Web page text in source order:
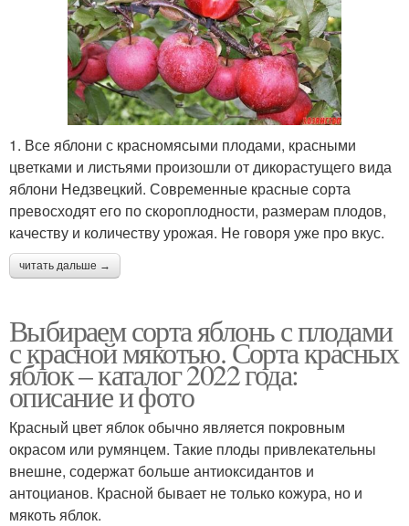
1. Все яблони с красномясыми плодами, красными
цветками и листьями произошли от дикорастущего вида
яблони Недзвецкий. Современные красные сорта
превосходят его по скороплодности, размерам плодов,
качеству и количеству урожая. Не говоря уже про вкус.
читать дальше →
Выбираем сорта яблонь с плодами
с красной мякотью. Сорта красных
яблок – каталог 2022 года:
описание и фото
Красный цвет яблок обычно является покровным
окрасом или румянцем. Такие плоды привлекательны
внешне, содержат больше антиоксидантов и
антоцианов. Красной бывает не только кожура, но и
мякоть яблок.